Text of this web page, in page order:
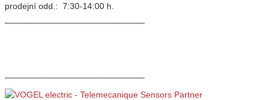
prodejní odd.: 7:30-14:00 h.